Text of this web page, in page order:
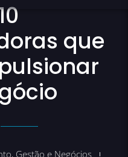
que
, Gestão e Negócios